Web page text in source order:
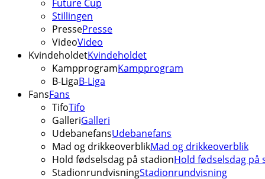
Future Cup
Stillingen
PressePresse
VideoVideo
KvindeholdetKvindeholdet
KampprogramKampprogram
B-LigaB-Liga
FansFans
TifoTifo
GalleriGalleri
UdebanefansUdebanefans
Mad og drikkeoverblikMad og drikkeoverblik
Hold fødselsdag på stadionHold fødselsdag på
StadionrundvisningStadionrundvisning